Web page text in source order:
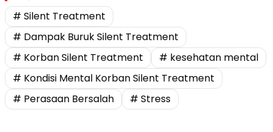
# Silent Treatment
# Dampak Buruk Silent Treatment
# Korban Silent Treatment
# kesehatan mental
# Kondisi Mental Korban Silent Treatment
# Perasaan Bersalah
# Stress